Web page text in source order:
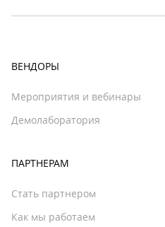
ВЕНДОРЫ
Мероприятия и вебинары
Демолаборатория
ПАРТНЕРАМ
Стать партнером
Как мы работаем